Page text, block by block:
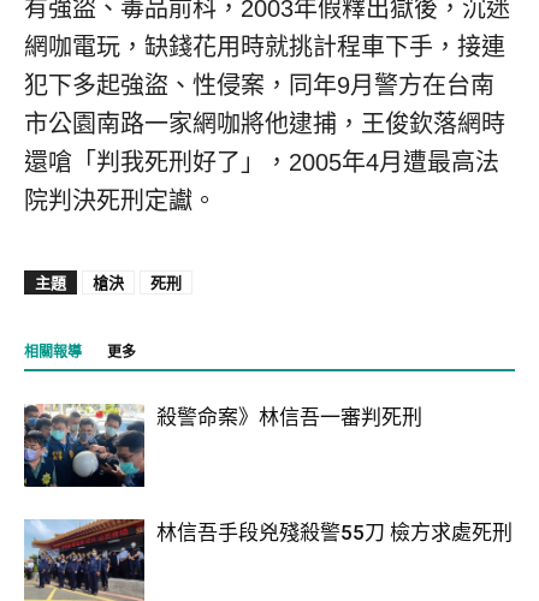
有強盜、毒品前科，2003年假釋出獄後，沉迷
網咖電玩，缺錢花用時就挑計程車下手，接連
犯下多起強盜、性侵案，同年9月警方在台南
市公園南路一家網咖將他逮捕，王俊欽落網時
還嗆「判我死刑好了」，2005年4月遭最高法
院判決死刑定讞。
主題 槍決 死刑
相關報導 更多
殺警命案》林信吾一審判死刑
林信吾手段兇殘殺警55刀 檢方求處死刑